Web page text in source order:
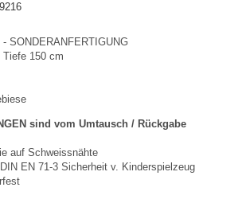
SONDERANFERTIGUNG
Tiefe 150 cm
sind vom Umtausch / Rückgabe
auf Schweissnähte
EN 71-3 Sicherheit v. Kinderspielzeug